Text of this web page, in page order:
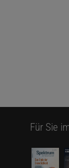
Für Sie